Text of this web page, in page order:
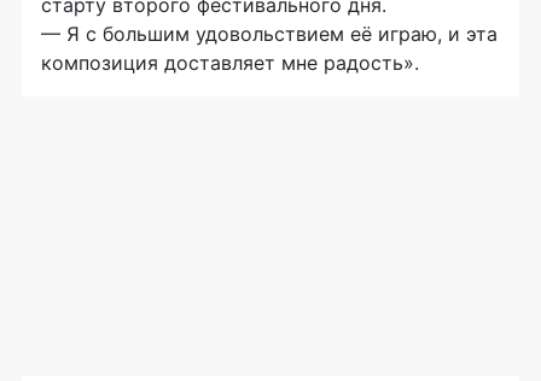
— Я с большим удовольствием её играю, и эта
композиция доставляет мне радость».